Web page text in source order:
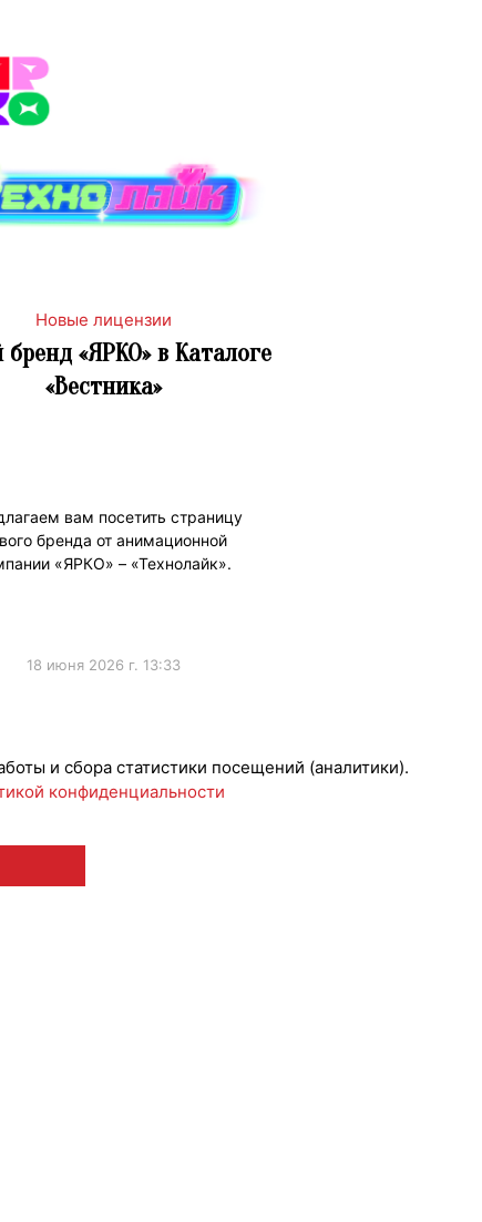
Новые лицензии
«ЯРКО» в Каталоге
«Вестника»
вам посетить страницу
бренда от анимационной
«ЯРКО» – «Технолайк».
18 июня 2026 г. 13:33
и сбора статистики посещений (аналитики).
конфиденциальности